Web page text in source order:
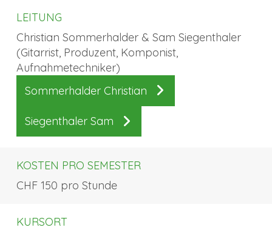
LEITUNG
Christian Sommerhalder & Sam Siegenthaler
(Gitarrist, Produzent, Komponist,
Aufnahmetechniker)
Sommerhalder Christian
Siegenthaler Sam
KOSTEN PRO SEMESTER
CHF 150 pro Stunde
KURSORT